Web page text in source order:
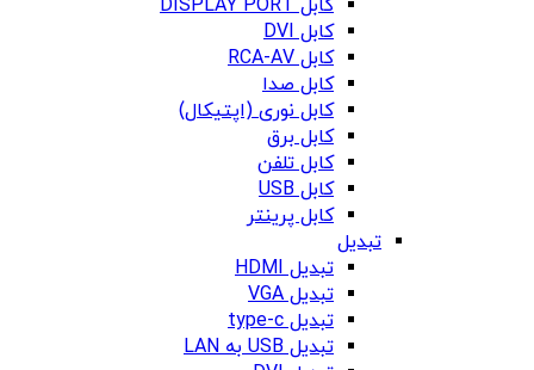
کابل DISPLAY PORT
کابل DVI
کابل RCA-AV
کابل صدا
کابل نوری (اپتیکال)
کابل برق
کابل تلفن
کابل USB
کابل پرینتر
تبدیل
تبدیل HDMI
تبدیل VGA
تبدیل type-c
تبدیل USB به LAN